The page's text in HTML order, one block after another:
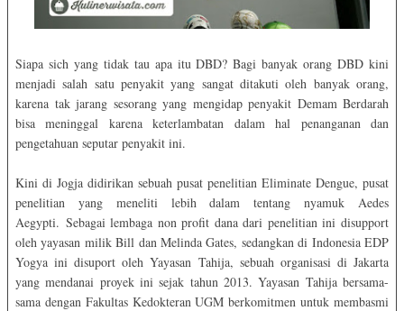
Siapa sich yang tidak tau apa itu DBD? Bagi banyak orang DBD kini
menjadi salah satu penyakit yang sangat ditakuti oleh banyak orang,
karena tak jarang sesorang yang mengidap penyakit Demam Berdarah
bisa meninggal karena keterlambatan dalam hal penanganan dan
pengetahuan seputar penyakit ini.
Kini di Jogja didirikan sebuah pusat penelitian Eliminate Dengue, pusat
penelitian yang meneliti lebih dalam tentang nyamuk Aedes
Aegypti. Sebagai lembaga non profit dana dari penelitian ini disupport
oleh yayasan milik Bill dan Melinda Gates, sedangkan di Indonesia EDP
Yogya ini disuport oleh Yayasan Tahija, sebuah organisasi di Jakarta
yang mendanai proyek ini sejak tahun 2013. Yayasan Tahija bersama-
sama dengan Fakultas Kedokteran UGM berkomitmen untuk membasmi